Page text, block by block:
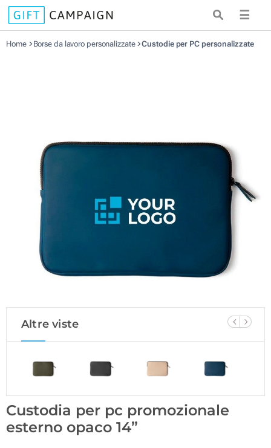
☰
Home Borse da lavoro personalizzate Custodie per PC personalizzate
Altre viste
Custodia per pc promozionale
esterno opaco 14”